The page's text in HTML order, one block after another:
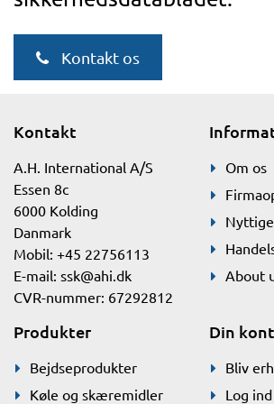
Kontakt os
Kontakt
A.H. International A/S
Essen 8c
6000 Kolding
Danmark
Mobil: +45 22756113
E-mail: ssk@ahi.dk
CVR-nummer: 67292812
Om os
About
Produkter
Bejdseprodukter
Køle og skæremidler
Din
Bliv
Log ind